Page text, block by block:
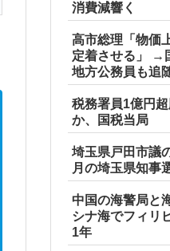
消費減響く
高市総理「物価
定着させる」 →
地方公務員も追
税務署員1億円
か、国税当局
埼玉県戸田市議
月の埼玉県知事
中国の海警局と
シナ海でフィリ
1年